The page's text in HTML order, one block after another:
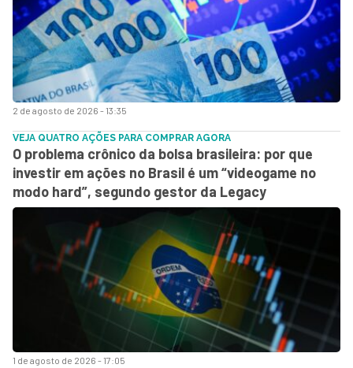
2 de agosto de 2026 - 13:35
1 de agosto de 2026 - 17:05
VEJA QUATRO AÇÕES PARA COMPRAR AGORA
O problema crônico da bolsa brasileira: por que
investir em ações no Brasil é um “videogame no
modo hard”, segundo gestor da Legacy